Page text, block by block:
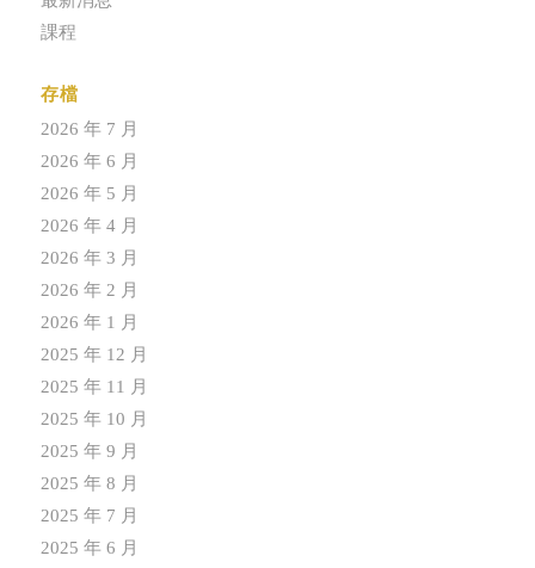
課程
存檔
2026 年 7 月
2026 年 6 月
2026 年 5 月
2026 年 4 月
2026 年 3 月
2026 年 2 月
2026 年 1 月
2025 年 12 月
2025 年 11 月
2025 年 10 月
2025 年 9 月
2025 年 8 月
2025 年 7 月
2025 年 6 月